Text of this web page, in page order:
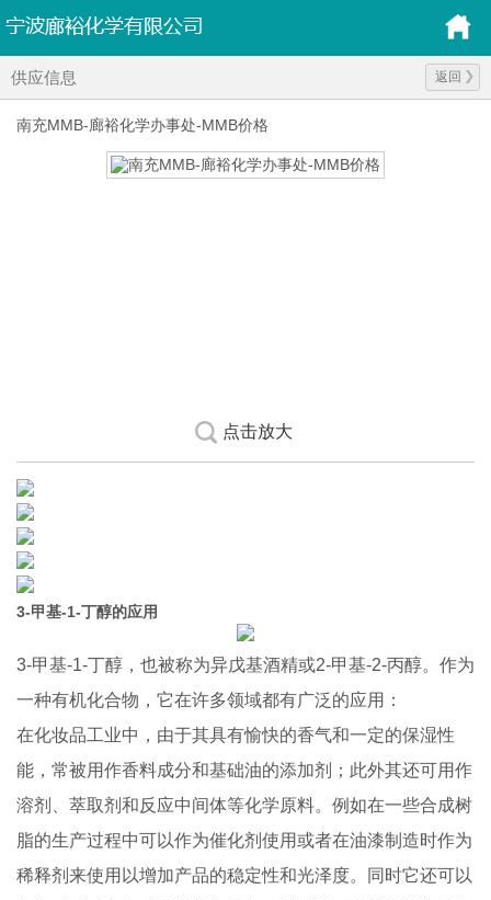
供应信息 返回
南充MMB-廊裕化学办事处-MMB价格
点击放大
3-甲基-1-丁醇的应用
3-甲基-1-丁醇，也被称为异戊基酒精或2-甲基-2-丙醇。作为
一种有机化合物，它在许多领域都有广泛的应用：
在化妆品工业中，由于其具有愉快的香气和一定的保湿性
能，常被用作香料成分和基础油的添加剂；此外其还可用作
溶剂、萃取剂和反应中间体等化学原料。例如在一些合成树
脂的生产过程中可以作为催化剂使用或者在油漆制造时作为
稀释剂来使用以增加产品的稳定性和光泽度。同时它还可以